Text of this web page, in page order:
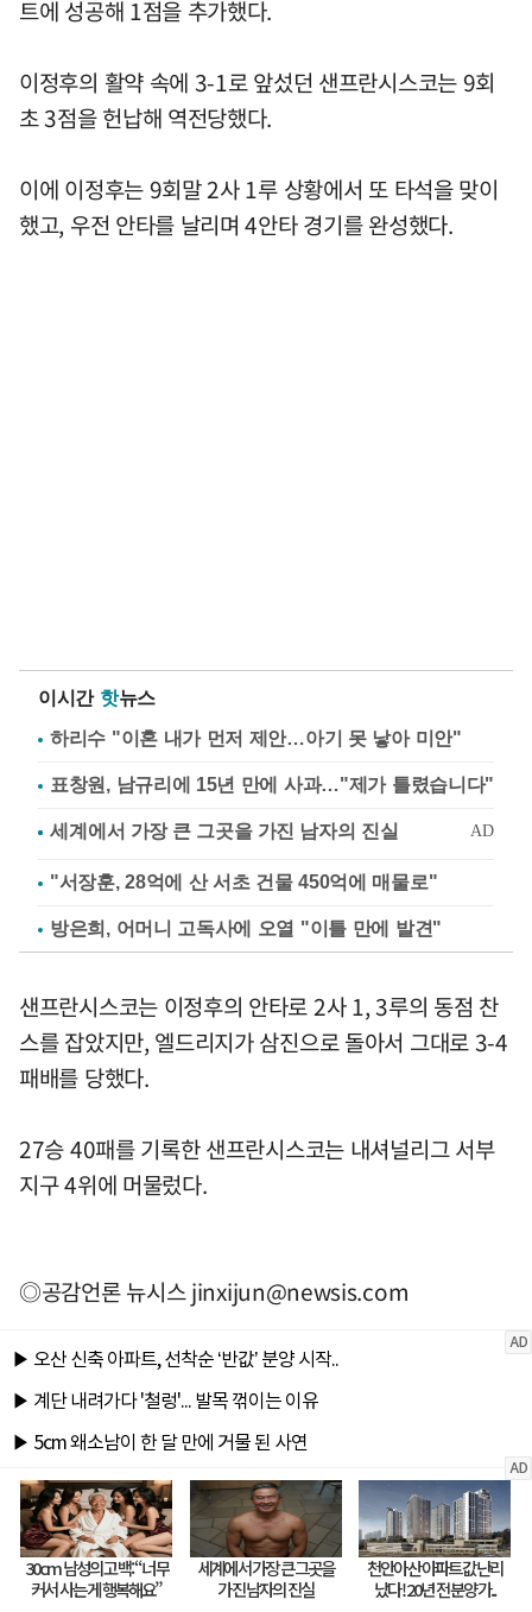
트에 성공해 1점을 추가했다.
이정후의 활약 속에 3-1로 앞섰던 샌프란시스코는 9회
초 3점을 헌납해 역전당했다.
이에 이정후는 9회말 2사 1루 상황에서 또 타석을 맞이
했고, 우전 안타를 날리며 4안타 경기를 완성했다.
이시간 핫뉴스
하리수 "이혼 내가 먼저 제안…아기 못 낳아 미안"
표창원, 남규리에 15년 만에 사과…"제가 틀렸습니다"
"서장훈, 28억에 산 서초 건물 450억에 매물로"
방은희, 어머니 고독사에 오열 "이틀 만에 발견"
샌프란시스코는 이정후의 안타로 2사 1, 3루의 동점 찬
스를 잡았지만, 엘드리지가 삼진으로 돌아서 그대로 3-4
패배를 당했다.
27승 40패를 기록한 샌프란시스코는 내셔널리그 서부
지구 4위에 머물렀다.
◎공감언론 뉴시스jinxijun@newsis.com